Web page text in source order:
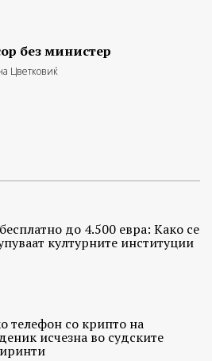
без министер
Цветковиќ
до 4.500 евра: Како се
културните институции
телефон со крипто на
исчезна во судските